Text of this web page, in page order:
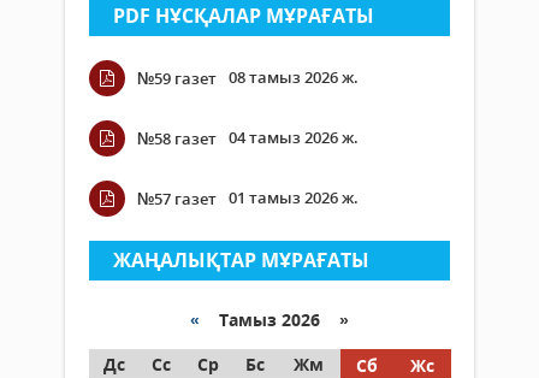
PDF НҰСҚАЛАР МҰРАҒАТЫ
№59 газет 08 тамыз 2026 ж.
№58 газет 04 тамыз 2026 ж.
№57 газет 01 тамыз 2026 ж.
ЖАҢАЛЫҚТАР МҰРАҒАТЫ
« Тамыз 2026 »
Дс
Сс Ср Бс Жм Сб
Жс